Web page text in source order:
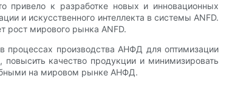
привело к разработке новых и инновационных
и искусственного интеллекта в системы ANFD.
рост мирового рынка ANFD.
процессах производства АНФД для оптимизации
качество продукции и минимизировать
на мировом рынке АНФД.